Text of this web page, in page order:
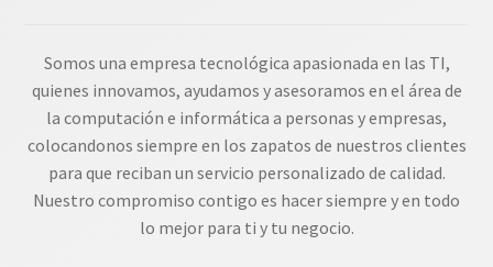
Somos una empresa tecnológica apasionada en las TI,
quienes innovamos, ayudamos y asesoramos en el área de
la computación e informática a personas y empresas,
colocandonos siempre en los zapatos de nuestros clientes
para que reciban un servicio personalizado de calidad.
Nuestro compromiso contigo es hacer siempre y en todo
lo mejor para ti y tu negocio.